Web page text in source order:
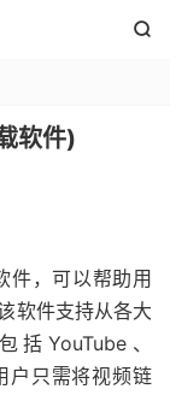

软件)
件，可以帮助用
软件支持从各大
YouTube、
户只需将视频链